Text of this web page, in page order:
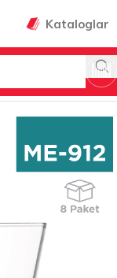
Kataloglar
& AKSESUARLARI